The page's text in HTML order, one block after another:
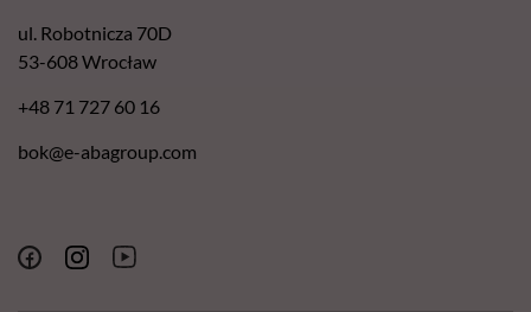
ul. Robotnicza 70D
53-608 Wrocław
+48 71 727 60 16
bok@e-abagroup.com